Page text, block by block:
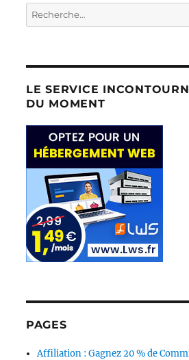
Recherche
pour :
LE SERVICE
DU MOMENT
PAGES
Affiliation : Gagnez 20 % de